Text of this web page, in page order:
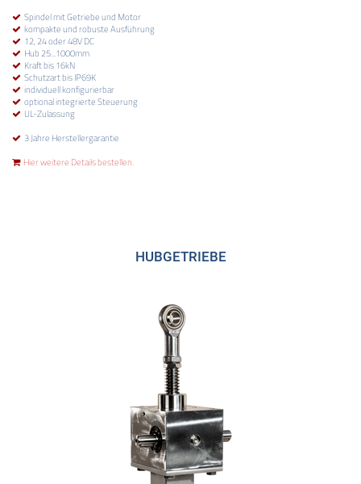
Spindel mit Getriebe und Motor
kompakte und robuste Ausführung
12, 24 oder 48V DC
Hub 25...1000mm
Kraft bis 16kN
Schutzart bis IP69K
individuell konfigurierbar
optional integrierte Steuerung
UL-Zulassung
3 Jahre Herstellergarantie
Hier weitere Details bestellen.
HUBGETRIEBE